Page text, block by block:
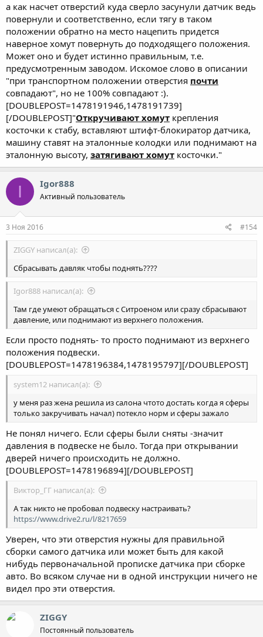
а как насчет отверстий куда сверло засунули датчик ведь
повернули и соответственно, если тягу в таком
положении обратно на место нацепить придется
наверное хомут повернуть до подходящего положения.
Может оно и будет истинно правильным, т.е.
предусмотренным заводом. Искомое слово в описании
"при транспортном положении отверстия почти
совпадают", но не 100% совпадают :).
[DOUBLEPOST=1478191946,1478191739]
[/DOUBLEPOST]"Откручивают хомут крепления
косточки к стабу, вставляют штифт-блокиратор датчика,
машину ставят на эталонные колодки или поднимают на
эталонную высоту, затягивают хомут косточки."
I Igor888
Активный пользователь
3 Ноя 2016 #154
ZIGGY написал(а):
Сбрасывать давляк чтобы поднять????
Igor888 написал(а):
Там где умеют обращаться с Ситроеном или сразу сбрасывают
давление, или поднимают из верхнего положения.
Если просто поднять- то просто поднимают из верхнего
положения подвески.
[DOUBLEPOST=1478196384,1478195797][/DOUBLEPOST]
system12 написал(а):
у меня раз жена решила из салона чтото достать когда я сферы
только закручивать начал) потекло норм и сферы зажало
Не понял ничего. Если сферы были сняты -значит
давления в подвеске не было. Тогда при открывании
дверей ничего происходить не должно.
[DOUBLEPOST=1478196894][/DOUBLEPOST]
Виктор_ГГ написал(а):
А так никто не пробовал подвеску настраивать?
https://www.drive2.ru/l/8217659
Уверен, что эти отверстия нужны для правильной
сборки самого датчика или может быть для какой
нибудь первоначальной прописке датчика при сборке
авто. Во всяком случае ни в одной инструкции ничего не
видел про эти отверстия.
ZIGGY
Постоянный пользователь